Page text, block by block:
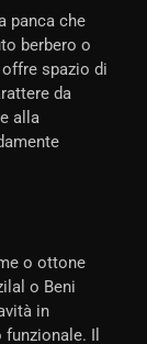
panca che
berbero o
spazio di
da
alla
o ottone
o Beni
in
Il